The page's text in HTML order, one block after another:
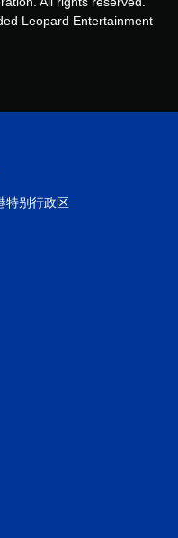
Leopard Entertainment
特别行政区